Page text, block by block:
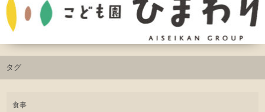
タグ
食事